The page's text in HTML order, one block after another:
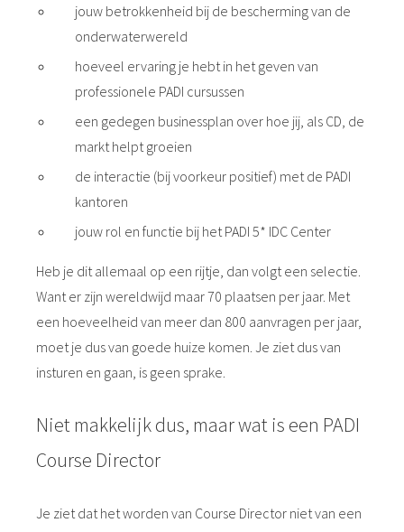
jouw betrokkenheid bij de bescherming van de
onderwaterwereld
hoeveel ervaring je hebt in het geven van
professionele PADI cursussen
een gedegen businessplan over hoe jij, als CD, de
markt helpt groeien
de interactie (bij voorkeur positief) met de PADI
kantoren
jouw rol en functie bij het PADI 5* IDC Center
Heb je dit allemaal op een rijtje, dan volgt een selectie.
Want er zijn wereldwijd maar 70 plaatsen per jaar. Met
een hoeveelheid van meer dan 800 aanvragen per jaar,
moet je dus van goede huize komen. Je ziet dus van
insturen en gaan, is geen sprake.
Niet makkelijk dus, maar wat is een PADI
Course Director
Je ziet dat het worden van Course Director niet van een